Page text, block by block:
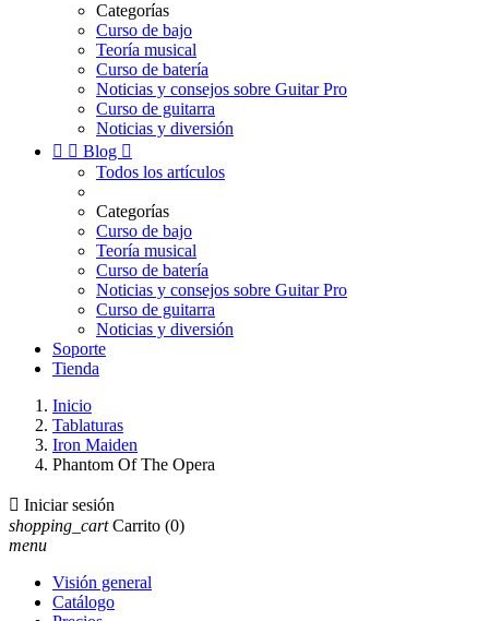
Categorías
Curso de bajo
Teoría musical
Curso de batería
Noticias y consejos sobre Guitar Pro
Curso de guitarra
Noticias y diversión
  Blog 
Todos los artículos
Categorías
Curso de bajo
Teoría musical
Curso de batería
Noticias y consejos sobre Guitar Pro
Curso de guitarra
Noticias y diversión
Soporte
Tienda
Inicio
Tablaturas
Iron Maiden
Phantom Of The Opera
 Iniciar sesión
shopping_cart Carrito (0)
menu
Visión general
Catálogo